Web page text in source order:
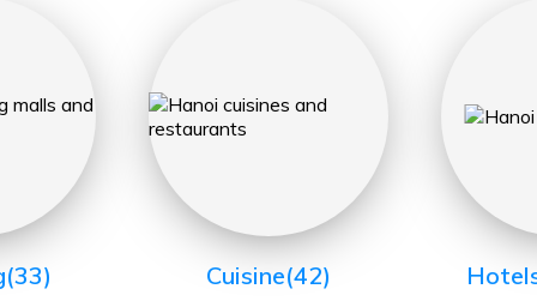
(33) Cuisine(42)